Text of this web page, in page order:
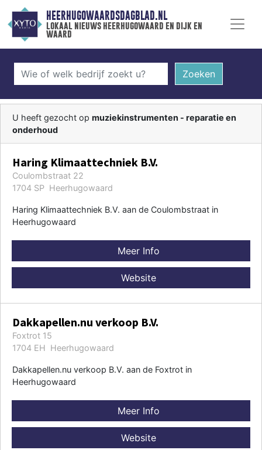
HEERHUGOWAARDSDAGBLAD.NL
lokaal nieuws heerhugowaard en dijk en
waard
Zoeken
U heeft gezocht op muziekinstrumenten - reparatie en
onderhoud
Haring Klimaattechniek B.V.
Coulombstraat 22
1704 SP Heerhugowaard
Haring Klimaattechniek B.V. aan de Coulombstraat in
Heerhugowaard
Meer Info
Website
Dakkapellen.nu verkoop B.V.
Foxtrot 15
1704 EH Heerhugowaard
Dakkapellen.nu verkoop B.V. aan de Foxtrot in
Heerhugowaard
Meer Info
Website